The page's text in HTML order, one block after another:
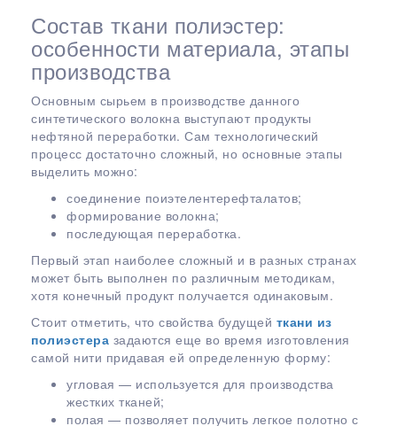
Состав ткани полиэстер:
особенности материала, этапы
производства
Основным сырьем в производстве данного
синтетического волокна выступают продукты
нефтяной переработки. Сам технологический
процесс достаточно сложный, но основные этапы
выделить можно:
соединение поиэтелентерефталатов;
формирование волокна;
последующая переработка.
Первый этап наиболее сложный и в разных странах
может быть выполнен по различным методикам,
хотя конечный продукт получается одинаковым.
Стоит отметить, что свойства будущей ткани из
полиэстера задаются еще во время изготовления
самой нити придавая ей определенную форму:
угловая — используется для производства
жестких тканей;
полая — позволяет получить легкое полотно с